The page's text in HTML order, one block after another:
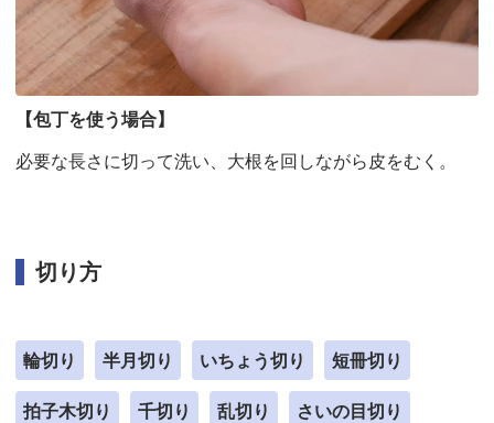
【包丁を使う場合】
必要な長さに切って洗い、大根を回しながら皮をむく。
切り方
輪切り 半月切り いちょう切り 短冊切り
拍子木切り 千切り 乱切り さいの目切り